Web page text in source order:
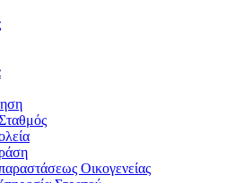
Οικογενείας